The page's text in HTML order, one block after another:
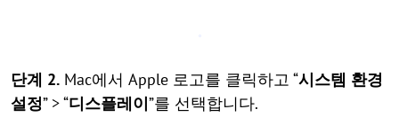
단계 2. Mac에서 Apple 로고를 클릭하고 “시스템 환경
설정” > “디스플레이”를 선택합니다.